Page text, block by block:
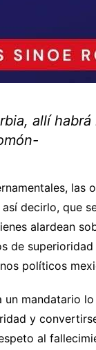
allí
decirlo, que
alardean
de
políticos
un mandatario
y
al